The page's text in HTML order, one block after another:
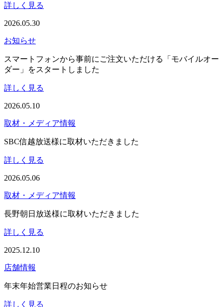
詳しく見る
2026.05.30
お知らせ
スマートフォンから事前にご注文いただける「モバイルオー
ダー」をスタートしました
詳しく見る
2026.05.10
取材・メディア情報
SBC信越放送様に取材いただきました
詳しく見る
2026.05.06
取材・メディア情報
長野朝日放送様に取材いただきました
詳しく見る
2025.12.10
店舗情報
年末年始営業日程のお知らせ
詳しく見る